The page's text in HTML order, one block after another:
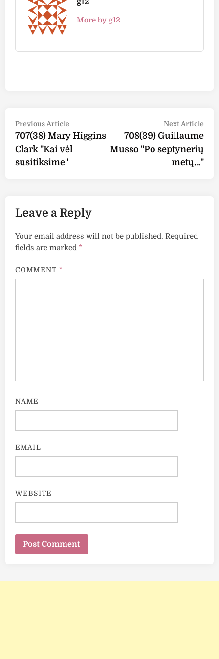
g12
More by g12
Post
navigation
Previous Article
article:
707(38) Mary Higgins
Clark "Kai vėl
susitiksime"
Next Article
708(39) Guillaume
Musso "Po septynerių
metų…"
Leave a Reply
Your email address will not be published. Required
fields are marked *
COMMENT *
NAME
EMAIL
WEBSITE